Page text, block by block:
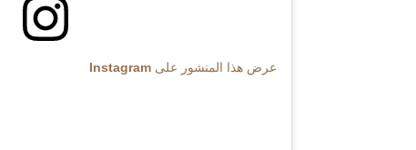
عرض هذا المنشور على Instagram